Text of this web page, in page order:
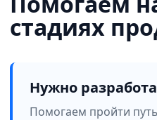
стадиях
Нужно
Помогаем пройти